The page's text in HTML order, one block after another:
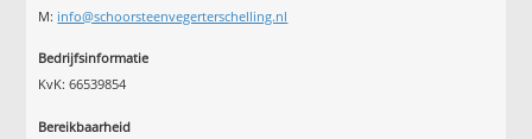
M: info@schoorsteenvegerterschelling.nl
Bedrijfsinformatie
KvK: 66539854
Bereikbaarheid